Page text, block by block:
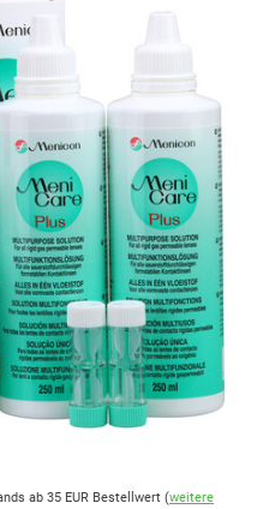
ab 35 EUR Bestellwert (weitere